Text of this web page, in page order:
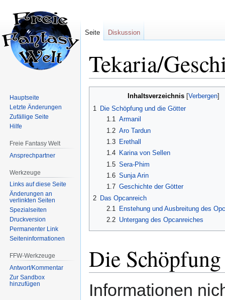
Tekaria/
Inhaltsverzeichnis
1 Die Schöpfung und die Götter
1.1 Armanil
1.2 Aro Tardun
1.3
Erethall
1.4
Karina von Sellen
1.5 Sera-Phim
1.6 Sunja Arin
1.7 Geschichte der Götter
2 Das Opcanreich
2.1
Enstehung und Ausbreitung des
2.2 Untergang des Opcanreiches
Die
Informationen
Seite Diskussion
Hauptseite
Letzte Änderungen
Zufällige Seite
Hilfe
Freie Fantasy Welt
Ansprechpartner
Werkzeuge
Links auf diese Seite
Änderungen an
verlinkten Seiten
Spezialseiten
Druckversion
Permanenter Link
Seiten­informationen
FFW-Werkzeuge
Antwort/Kommentar
Zur Sandbox
hinzufügen